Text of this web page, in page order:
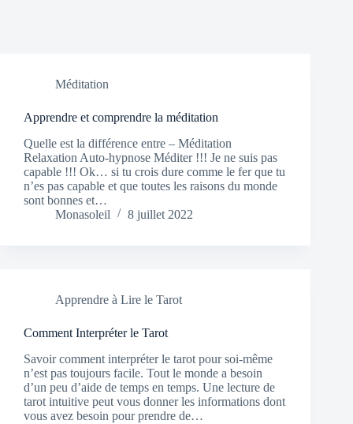
Méditation
Apprendre et comprendre la méditation
Quelle est la différence entre – Méditation
Relaxation Auto-hypnose Méditer !!! Je ne suis pas
capable !!! Ok… si tu crois dure comme le fer que tu
n’es pas capable et que toutes les raisons du monde
sont bonnes et…
Monasoleil
8 juillet 2022
Apprendre à Lire le Tarot
Comment Interpréter le Tarot
Savoir comment interpréter le tarot pour soi-même
n’est pas toujours facile. Tout le monde a besoin
d’un peu d’aide de temps en temps. Une lecture de
tarot intuitive peut vous donner les informations dont
vous avez besoin pour prendre de…